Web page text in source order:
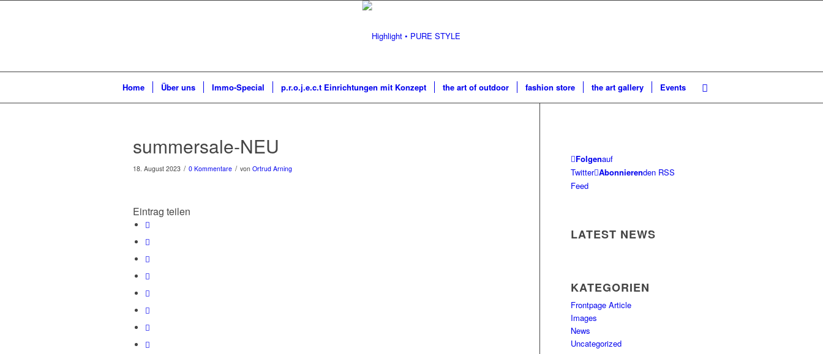
Home Über uns Immo-Special p.r.o.j.e.c.t Einrichtungen mit Konzept the art of outdoor fashion store the art gallery Events
summersale-NEU
18. August 2023 / 0 Kommentare / von Ortrud Arning
Eintrag teilen
Folgenauf
Twitter Abonnierenden RSS
Feed
LATEST NEWS
KATEGORIEN
Frontpage Article
Images
News
Uncategorized